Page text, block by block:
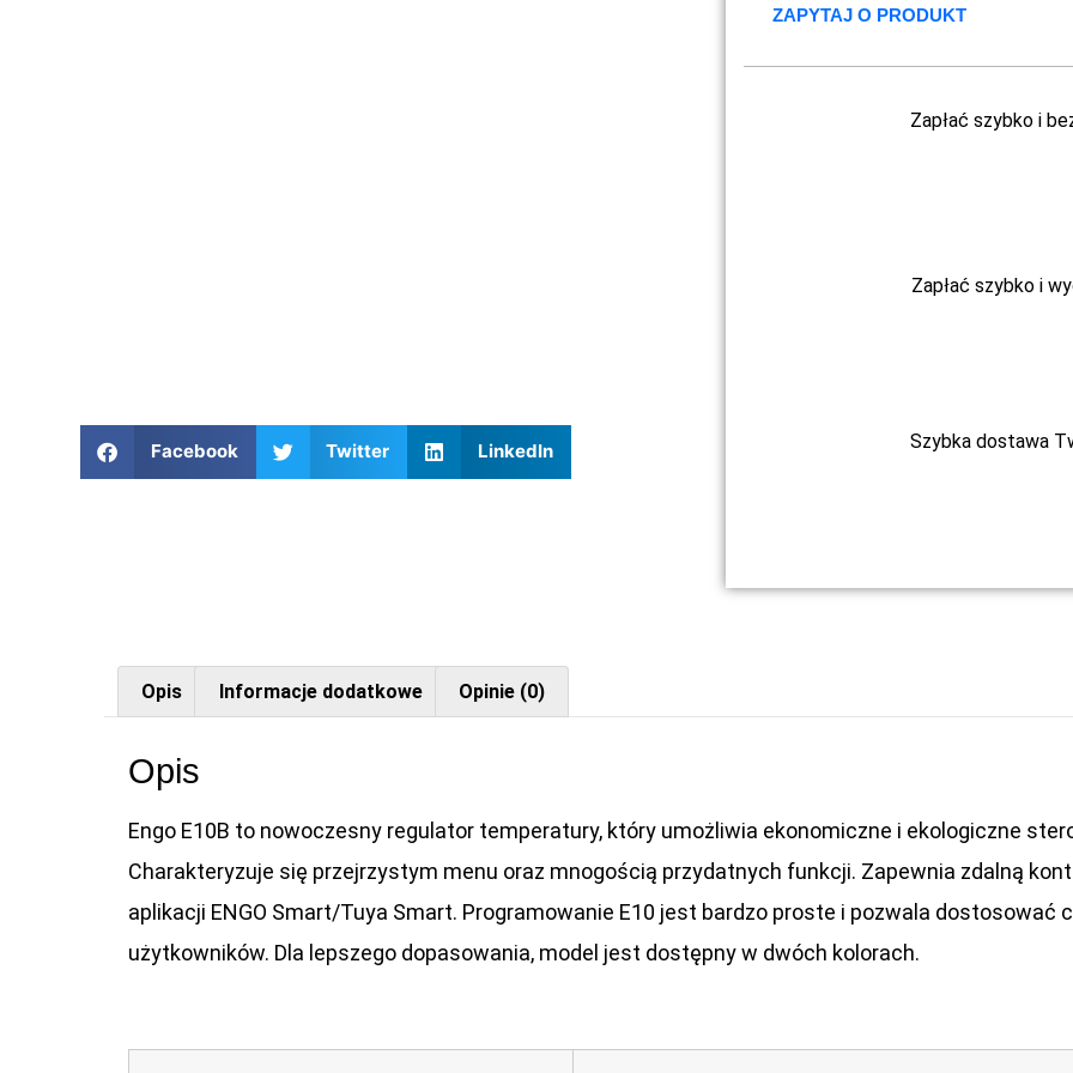
Facebook Twitter LinkedIn
ZAPYTAJ O PRODUKT
Zapłać szybko i
Zapłać szybko i
Szybka dostawa
Opis Informacje dodatkowe Opinie (0)
Opis
Engo E10B to nowoczesny regulator temperatury, który umożliwia ekonomiczne i ekologiczne
Charakteryzuje się przejrzystym menu oraz mnogością przydatnych funkcji. Zapewnia zdalną
aplikacji ENGO Smart/Tuya Smart. Programowanie E10 jest bardzo proste i pozwala dostosować
użytkowników. Dla lepszego dopasowania, model jest dostępny w dwóch kolorach.